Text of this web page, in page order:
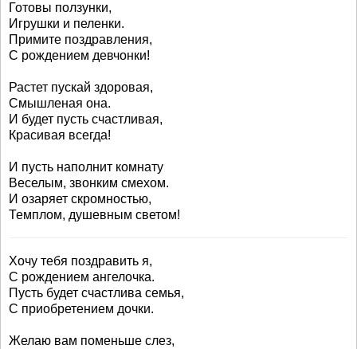
Готовы ползунки,
Игрушки и пеленки.
Примите поздравления,
С рождением девчонки!
Растет пускай здоровая,
Смышленая она.
И будет пусть счастливая,
Красивая всегда!
И пусть наполнит комнату
Веселым, звонким смехом.
И озаряет скромностью,
Темплом, душевным светом!
Хочу тебя поздравить я,
С рождением ангелочка.
Пусть будет счастлива семья,
С приобретением дочки.
Желаю вам поменьше слез,